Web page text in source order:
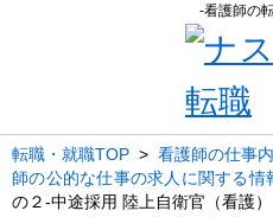
-看護師の
転職・就職TOP >看護師の仕事
師の公的な仕事の求人に関する情
の２-中途採用 陸上自衛官（看護）